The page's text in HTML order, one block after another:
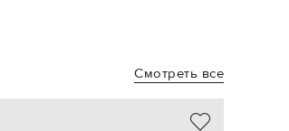
Смотреть все